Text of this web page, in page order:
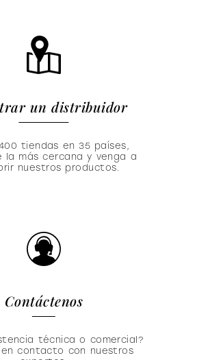
un distribuidor
tiendas en 35 países,
la más cercana y venga a
nuestros productos.
Contáctenos
técnica o comercial?
en contacto con nuestros